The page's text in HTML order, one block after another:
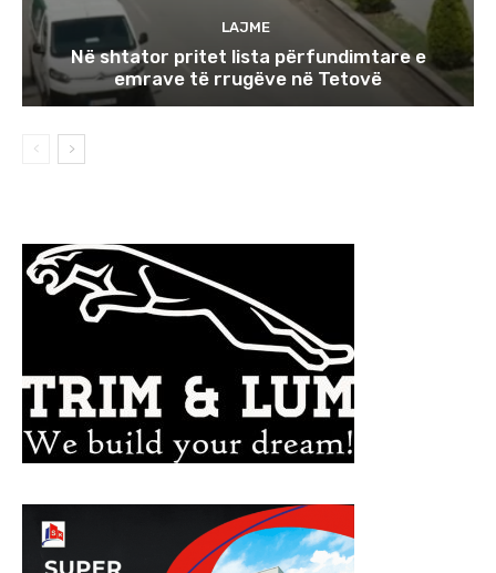
LAJME
Në shtator pritet lista përfundimtare e
emrave të rrugëve në Tetovë